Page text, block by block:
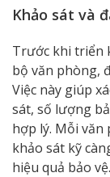
Khảo sát và
Trước khi triển
bộ văn phòng,
Việc này giúp
sát, số lượng
hợp lý. Mỗi văn
khảo sát kỹ
hiệu quả bảo vệ.